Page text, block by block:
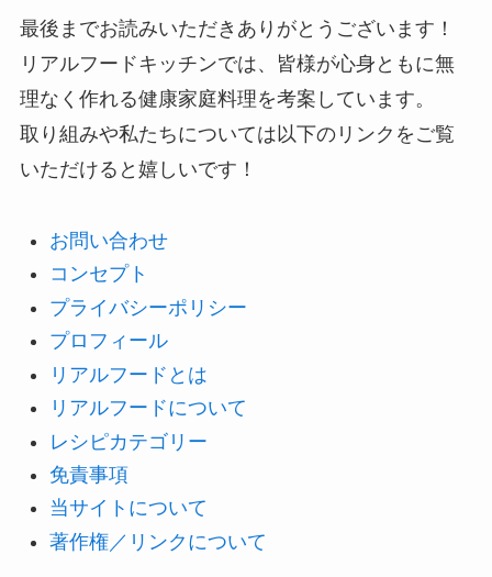
最後までお読みいただきありがとうございます！
リアルフードキッチンでは、皆様が心身ともに無
理なく作れる健康家庭料理を考案しています。
取り組みや私たちについては以下のリンクをご覧
いただけると嬉しいです！
お問い合わせ
コンセプト
プライバシーポリシー
プロフィール
リアルフードとは
リアルフードについて
レシピカテゴリー
免責事項
当サイトについて
著作権／リンクについて